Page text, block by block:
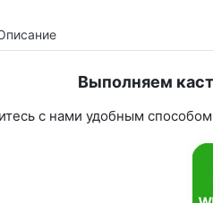
Выполняем
с нами удобным